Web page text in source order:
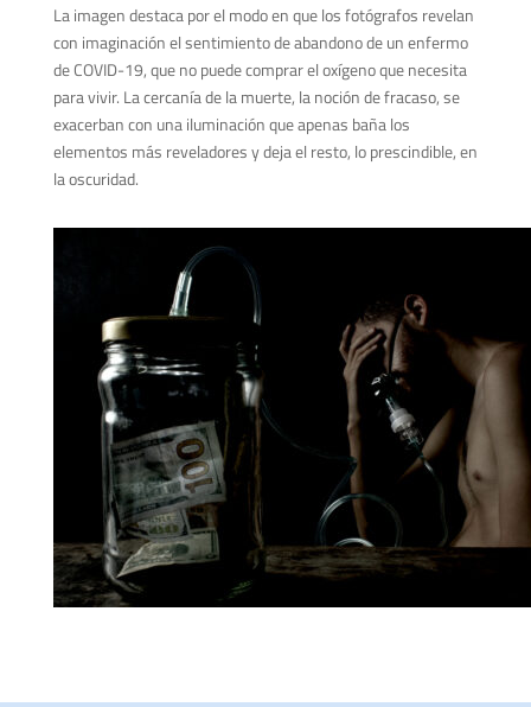
La imagen destaca por el modo en que los fotógrafos revelan
con imaginación el sentimiento de abandono de un enfermo
de COVID-19, que no puede comprar el oxígeno que necesita
para vivir. La cercanía de la muerte, la noción de fracaso, se
exacerban con una iluminación que apenas baña los
elementos más reveladores y deja el resto, lo prescindible, en
la oscuridad.